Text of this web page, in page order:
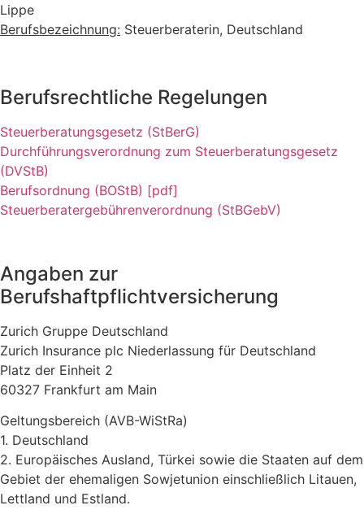
Lippe
Berufsbezeichnung: Steuerberaterin, Deutschland
Berufsrechtliche Regelungen
Steuerberatungsgesetz (StBerG)
Durchführungsverordnung zum Steuerberatungsgesetz
(DVStB)
Berufsordnung (BOStB) [pdf]
Steuerberatergebührenverordnung (StBGebV)
Angaben zur
Berufshaftpflichtversicherung
Zurich Gruppe Deutschland
Zurich Insurance plc Niederlassung für Deutschland
Platz der Einheit 2
60327 Frankfurt am Main
Geltungsbereich (AVB-WiStRa)
1. Deutschland
2. Europäisches Ausland, Türkei sowie die Staaten auf dem
Gebiet der ehemaligen Sowjetunion einschließlich Litauen,
Lettland und Estland.